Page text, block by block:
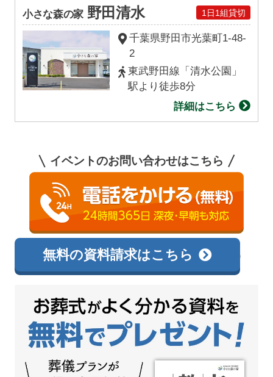
小さな森の家 野田清水 1日1組貸切
千葉県野田市光葉町 1-48-
2
東武野田線「清水公園」
駅より徒歩8分
詳細はこちら
イベントのお問い合わせはこちら
相談無料 0120-138-726
無料の資料請求はこちら